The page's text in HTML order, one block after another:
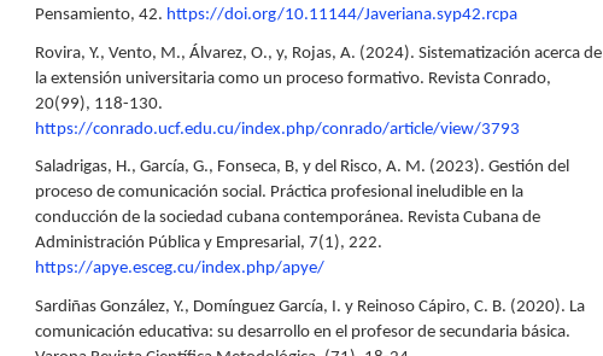
Pensamiento, 42. https://doi.org/10.11144/Javeriana.syp42.rcpa
Rovira, Y., Vento, M., Álvarez, O., y, Rojas, A. (2024). Sistematización acerca de
la extensión universitaria como un proceso formativo. Revista Conrado,
20(99), 118-130.
https://conrado.ucf.edu.cu/index.php/conrado/article/view/3793
Saladrigas, H., García, G., Fonseca, B, y del Risco, A. M. (2023). Gestión del
proceso de comunicación social. Práctica profesional ineludible en la
conducción de la sociedad cubana contemporánea. Revista Cubana de
Administración Pública y Empresarial, 7(1), 222.
https://apye.esceg.cu/index.php/apye/
Sardiñas González, Y., Domínguez García, I. y Reinoso Cápiro, C. B. (2020). La
comunicación educativa: su desarrollo en el profesor de secundaria básica.